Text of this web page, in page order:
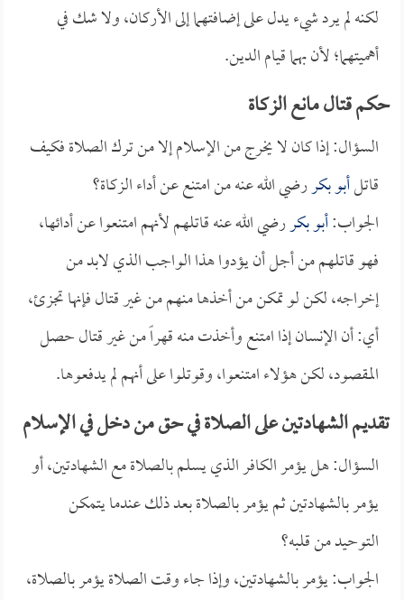
لكنه لم يرد شيء يدل على إضافتهما إلى الأركان، ولا شك في
أهميتهما؛ لأن بهما قيام الدين.
حكم قتال مانع الزكاة
السؤال: إذا كان لا يخرج من الإسلام إلا من ترك الصلاة فكيف
قاتلأبو بكررضي الله عنه من امتنع عن أداء الزكاة؟
الجواب:أبو بكررضي الله عنه قاتلهم لأنهم امتنعوا عن أدائها،
فهو قاتلهم من أجل أن يؤدوا هذا الواجب الذي لابد من
إخراجه، لكن لو تمكن من أخذها منهم من غير قتال فإنها تجزئ،
أي: أن الإنسان إذا امتنع وأخذت منه قهراً من غير قتال حصل
المقصود، لكن هؤلاء امتنعوا، وقوتلوا على أنهم لم يدفعوها.
تقديم الشهادتين على الصلاة في حق من دخل في الإسلام
السؤال: هل يؤمر الكافر الذي يسلم بالصلاة مع الشهادتين، أو
يؤمر بالشهادتين ثم يؤمر بالصلاة بعد ذلك عندما يتمكن
التوحيد من قلبه؟
الجواب: يؤمر بالشهادتين، وإذا جاء وقت الصلاة يؤمر بالصلاة،